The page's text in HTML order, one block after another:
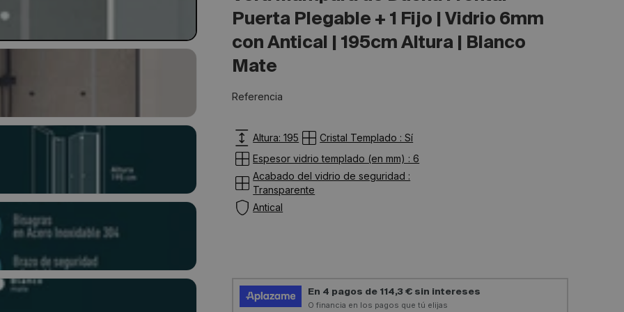
Puerta Plegable + 1 Fijo | Vidrio 6mm
con Antical | 195cm Altura | Blanco
Mate
SKU:
Referencia
Altura: 195
Cristal Templado : Sí
Espesor vidrio templado (en mm) : 6
Acabado del vidrio de seguridad :
Transparente
Antical